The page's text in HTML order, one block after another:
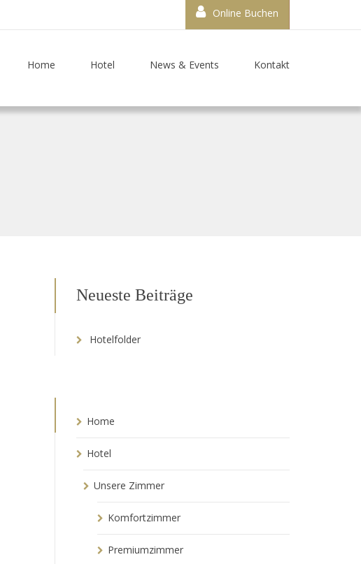
Online Buchen
Home Hotel News & Events Kontakt
Neueste Beiträge
Hotelfolder
Home
Hotel
Unsere Zimmer
Komfortzimmer
Premiumzimmer